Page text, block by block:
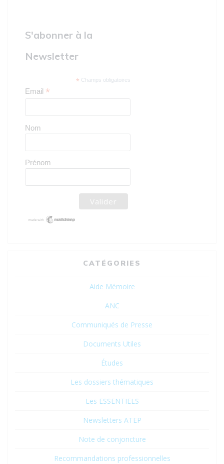
S'abonner à la
Newsletter
* Champs obligatoires
Email *
Nom
Prénom
CATÉGORIES
Aide Mémoire
ANC
Communiqués de Presse
Documents Utiles
Études
Les dossiers thématiques
Les ESSENTIELS
Newsletters ATEP
Note de conjoncture
Recommandations professionnelles